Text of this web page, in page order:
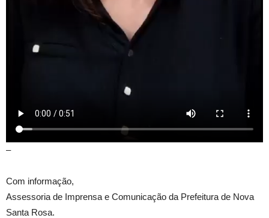
–
Com informação,
Assessoria de Imprensa e Comunicação da Prefeitura de Nova
Santa Rosa.